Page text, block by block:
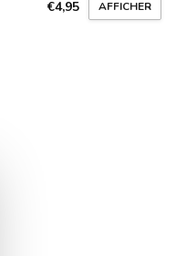
€4,95 AFFICHER